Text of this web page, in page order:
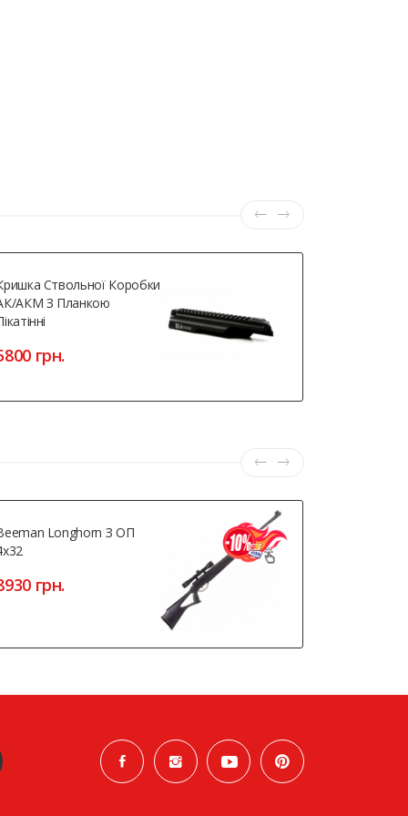
Ствольної Коробки
АКМ З Планкою
грн.
Longhorn З ОП
грн.